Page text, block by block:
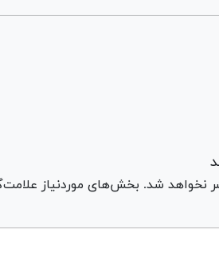
نخواهد شد. بخش‌های موردنیاز